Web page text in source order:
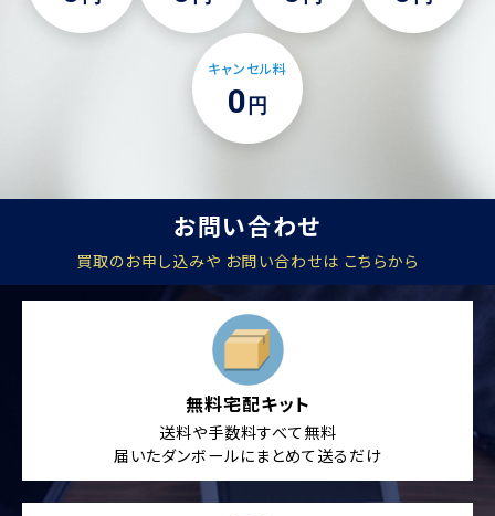
キャンセル料
0円
お問い合わせ
買取のお申し込みや お問い合わせは こちらから
無料宅配キット
送料や手数料すべて無料
届いたダンボールにまとめて送るだけ